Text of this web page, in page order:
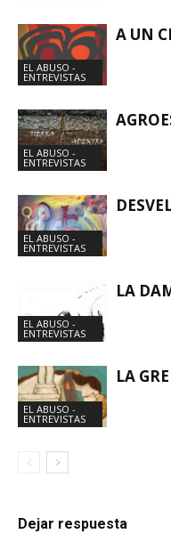
EL ABUSO -
ENTREVISTAS
A UN
EL ABUSO -
ENTREVISTAS
EL ABUSO -
ENTREVISTAS
EL ABUSO -
ENTREVISTAS
LA
EL ABUSO -
ENTREVISTAS
LA
Dejar respuesta